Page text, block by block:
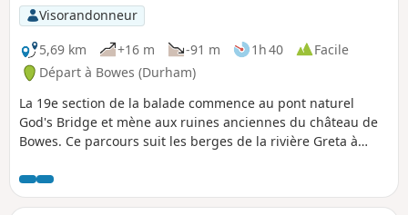
Visorandonneur
5,69 km
+16 m -91 m 1h 40
Facile
Départ à Bowes (Durham)
La 19e section de la balade commence au pont naturel
God's Bridge et mène aux ruines anciennes du château de
Bowes. Ce parcours suit les berges de la rivière Greta à